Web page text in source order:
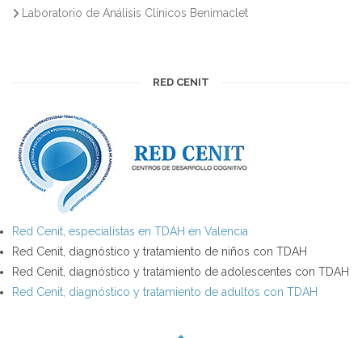
Laboratorio de Análisis Clínicos Benimaclet
RED CENIT
Red Cenit, especialistas en TDAH en Valencia
Red Cenit, diagnóstico y tratamiento de niños con TDAH
Red Cenit, diagnóstico y tratamiento de adolescentes con TDAH
Red Cenit, diagnóstico y tratamiento de adultos con TDAH